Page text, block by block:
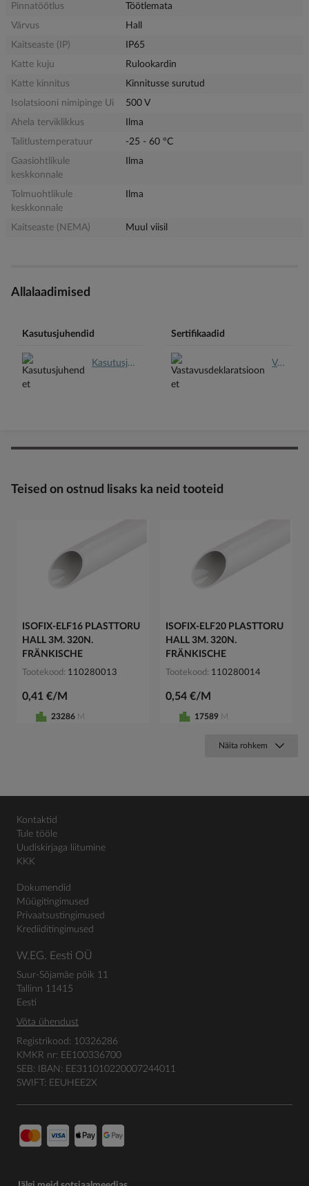
Pinnatöötlus
Töötlemata
Värvus
Hall
Kaitseaste (IP)
IP65
Katte kuju
Rulookardin
Katte kinnitus
Kinnitusse surutud
Isolatsiooni nimipinge Ui
500 V
Ahela terviklikkus
Ilma
Talitlustemperatuur
-25 - 60 °C
Gaasiohtlikule
keskkonnale
Ilma
Tolmuohtlikule
keskkonnale
Ilma
Kaitseaste (NEMA) Muul viisil
Allalaadimised
Kasutusjuhendid
Kasutusjuhend et.pdf
Sertifikaadid
Vastavusdeklaratsioon et.pdf
Teised on ostnud lisaks ka neid tooteid
ISOFIX-ELF16 PLASTTORU
HALL 3M. 320N.
FRÄNKISCHE
Tootekood 110280013
0,41 €/M
23286 M
ISOFIX-ELF20 PLASTTORU
HALL 3M. 320N.
FRÄNKISCHE
Tootekood 110280014
0,54 €/M
17589 M
Näita rohkem
Kontaktid
Tule tööle
Uudiskirjaga liitumine
KKK
Dokumendid
Müügitingimused
Privaatsustingimused
Krediiditingimused
W.EG. Eesti OÜ
Suur-Sõjamäe põik 11
Tallinn 11415
Eesti
Võta ühendust
Registrikood: 10326286
KMKR nr: EE100336700
SEB: IBAN: EE311010220007244011
SWIFT: EEUHEE2X